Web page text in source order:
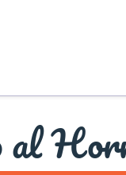
al